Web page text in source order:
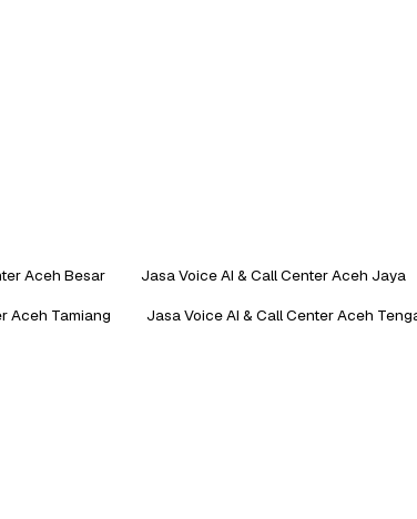
Aceh Besar
Jasa Voice AI & Call Center Aceh Jaya
Aceh Tamiang Jasa Voice AI & Call Center Aceh